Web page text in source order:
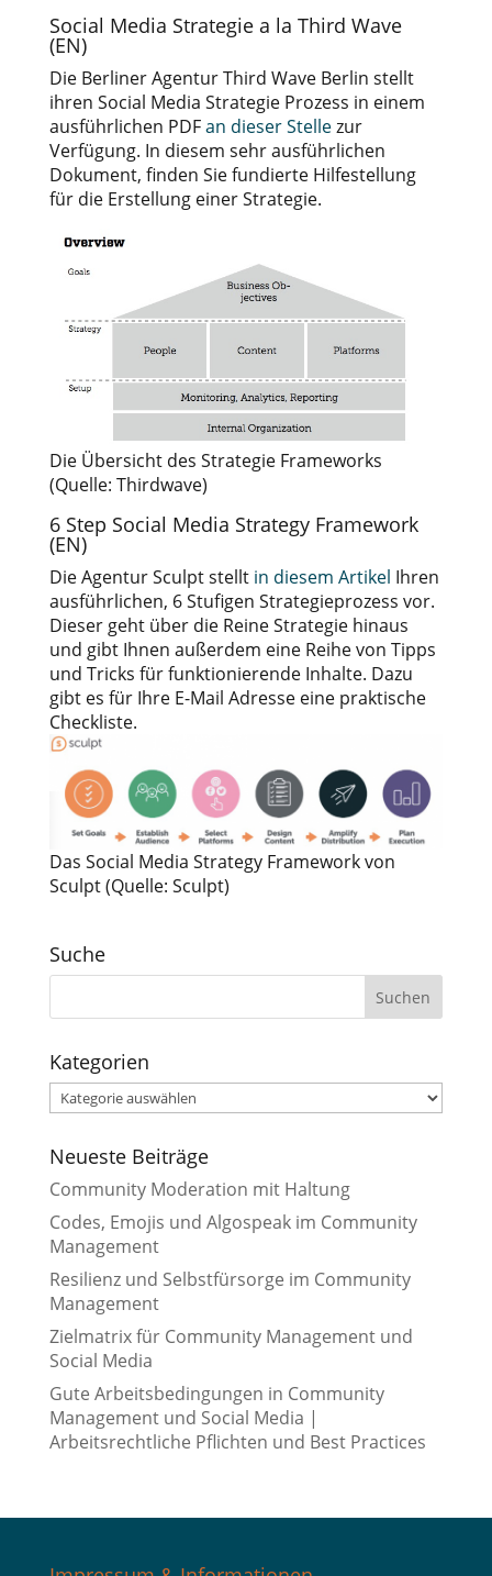
Social Media Strategie a la Third Wave
(EN)
Die Berliner Agentur Third Wave Berlin stellt
ihren Social Media Strategie Prozess in einem
ausführlichen PDFan dieser Stellezur
Verfügung. In diesem sehr ausführlichen
Dokument, finden Sie fundierte Hilfestellung
für die Erstellung einer Strategie.
Die Übersicht des Strategie Frameworks
(Quelle: Thirdwave)
6 Step Social Media Strategy Framework
(EN)
Die Agentur Sculpt stellt in diesem Artikel Ihren
ausführlichen, 6 Stufigen Strategieprozess vor.
Dieser geht über die Reine Strategie hinaus
und gibt Ihnen außerdem eine Reihe von Tipps
und Tricks für funktionierende Inhalte. Dazu
gibt es für Ihre E-Mail Adresse eine praktische
Checkliste.
Das Social Media Strategy Framework von
Sculpt (Quelle: Sculpt)
Suche
Kategorien
Kategorien
Neueste Beiträge
Community Moderation mit Haltung
Codes, Emojis und Algospeak im Community
Management
Resilienz und Selbstfürsorge im Community
Management
Zielmatrix für Community Management und
Social Media
Gute Arbeitsbedingungen in Community
Management und Social Media |
Arbeitsrechtliche Pflichten und Best Practices